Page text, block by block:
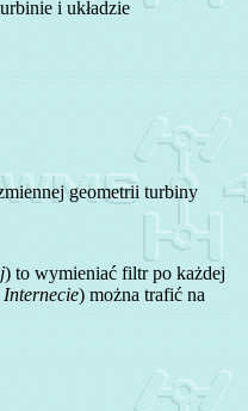
i układzie
geometrii turbiny
) to wymieniać filtr po każdej
Internecie) można trafić na